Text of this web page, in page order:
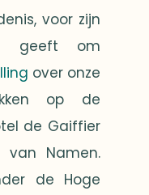
voor zijn
geeft om
over onze
op de
de Gaiffier
Namen.
de Hoge